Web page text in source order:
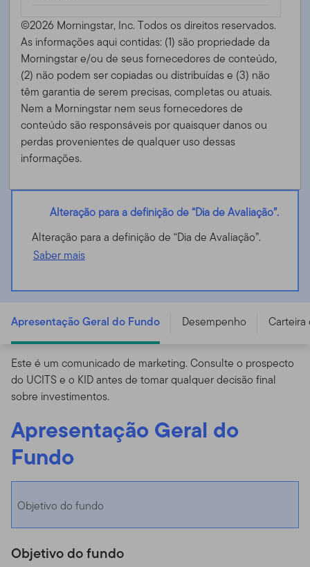
©2026 Morningstar, Inc. Todos os direitos reservados.
As informações aqui contidas: (1) são propriedade da
Morningstar e/ou de seus fornecedores de conteúdo,
(2) não podem ser copiadas ou distribuídas e (3) não
têm garantia de serem precisas, completas ou atuais.
Nem a Morningstar nem seus fornecedores de
conteúdo são responsáveis ​​por quaisquer danos ou
perdas provenientes de qualquer uso dessas
informações.
Alteração para a definição de “Dia de Avaliação”.
Alteração para a definição de “Dia de Avaliação”.
Saber mais
(acc) USD - LU2159801971
Apresentação Geral do Fundo Desempenho
Este é um comunicado de marketing. Consulte o prospecto
do UCITS e o KID antes de tomar qualquer decisão final
sobre investimentos.
Apresentação Geral do
Fundo
Objetivo do fundo
Objetivo do fundo